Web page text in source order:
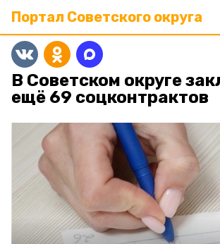
Портал Советского округа
В Советском округе
ещё 69 соцконтрактов